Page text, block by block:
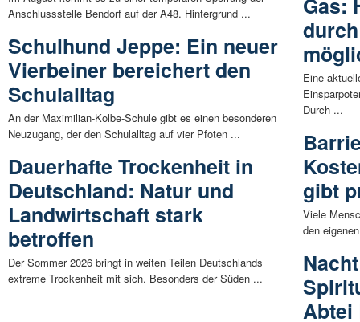
Anschlussstelle Bendorf auf der A48. Hintergrund ...
Schulhund Jeppe: Ein neuer
Vierbeiner bereichert den
Schulalltag
An der Maximilian-Kolbe-Schule gibt es einen besonderen
Neuzugang, der den Schulalltag auf vier Pfoten ...
Dauerhafte Trockenheit in
Deutschland: Natur und
Landwirtschaft stark
betroffen
Der Sommer 2026 bringt in weiten Teilen Deutschlands
extreme Trockenheit mit sich. Besonders der Süden ...
Eine
Durch ...
gibt
Viele
den
Abtei